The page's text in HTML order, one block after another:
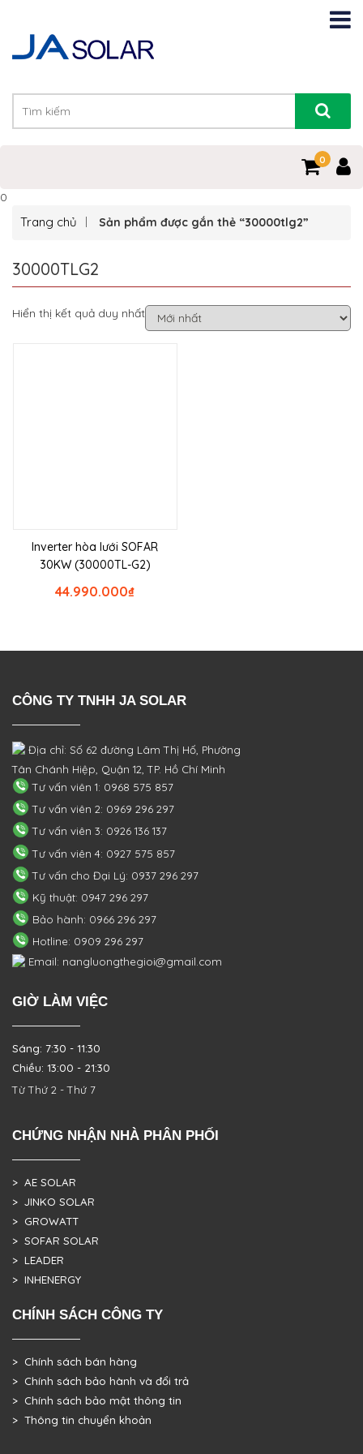
0
0
Trang chủ Sản phẩm được gắn thẻ “30000tlg2”
30000TLG2
Hiển thị kết quả duy nhất
Inverter hòa lưới SOFAR
30KW (30000TL-G2)
₫
44.990.000
CÔNG TY TNHH JA SOLAR
Địa chỉ: Số 62 đường Lâm Thị Hố, Phường
Tân Chánh Hiệp, Quận 12, TP. Hồ Chí Minh
Tư vấn viên 1: 0968 575 857
Tư vấn viên 2: 0969 296 297
Tư vấn viên 3: 0926 136 137
Tư vấn viên 4: 0927 575 857
Tư vấn cho Đại Lý: 0937 296 297
Kỹ thuật: 0947 296 297
Bảo hành: 0966 296 297
Hotline: 0909 296 297
Email: nangluongthegioi@gmail.com
GIỜ LÀM VIỆC
Sáng: 7:30 - 11:30
Chiều: 13:00 - 21:30
Từ Thứ 2 - Thứ 7
CHỨNG NHẬN NHÀ PHÂN PHỐI
> AE SOLAR
> JINKO SOLAR
> GROWATT
> SOFAR SOLAR
> LEADER
> INHENERGY
CHÍNH SÁCH CÔNG TY
> Chính sách bán hàng
> Chính sách bảo hành và đổi trả
> Chính sách bảo mật thông tin
> Thông tin chuyển khoản